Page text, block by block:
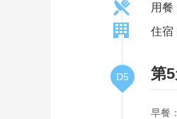
用餐
住宿
D5 第
早餐